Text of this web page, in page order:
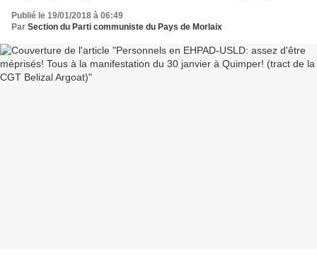
Publié le 19/01/2018 à 06:49
Par Section du Parti communiste du Pays de Morlaix